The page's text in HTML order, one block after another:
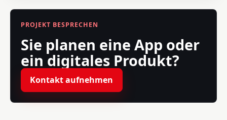
PROJEKT BESPRECHEN
Sie planen eine App oder
ein digitales Produkt?
Kontakt aufnehmen